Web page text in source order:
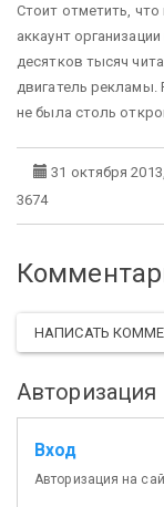
Стоит отметить,
аккаунт
десятков тысяч
двигатель рекламы.
не была столь
31 октября
3674
НАПИСАТЬ
Авторизация
Вход
Авторизация на